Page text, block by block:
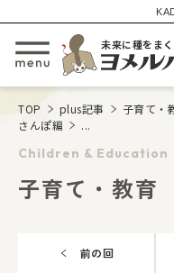
メニューを開閉する
未来に種をまく
TOP plus記事 子育て・
さんぽ編
...
Children & Education
子育て・教育
前の回